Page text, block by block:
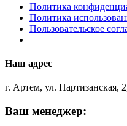
Политика
Политика
Пользовательское
Наш адрес
г. Артем, ул. Партизанская,
Ваш менеджер: